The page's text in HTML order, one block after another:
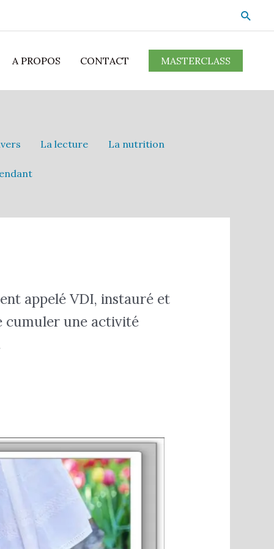
A PROPOS CONTACT MASTERCLASS
La lecture La nutrition
appelé VDI, instauré et
cumuler une activité